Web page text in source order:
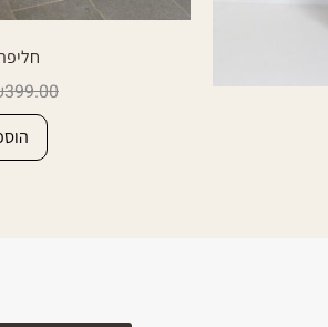
399.00